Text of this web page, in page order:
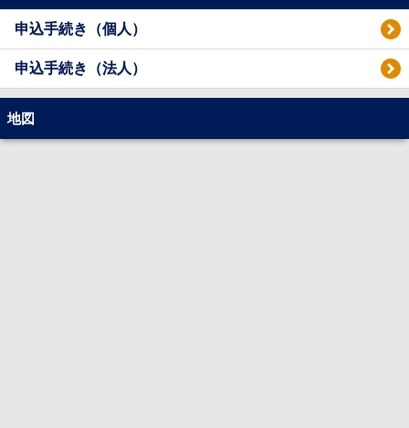
申込手続き（個人）
申込手続き（法人）
地図